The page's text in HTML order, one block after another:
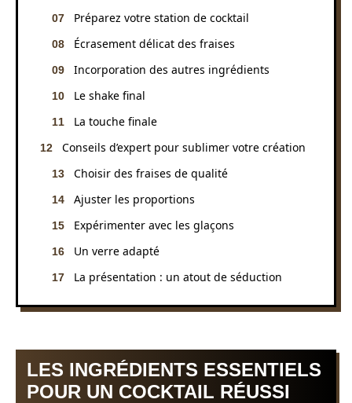
Préparez votre station de cocktail
Écrasement délicat des fraises
Incorporation des autres ingrédients
Le shake final
La touche finale
Conseils d’expert pour sublimer votre création
Choisir des fraises de qualité
Ajuster les proportions
Expérimenter avec les glaçons
Un verre adapté
La présentation : un atout de séduction
LES INGRÉDIENTS ESSENTIELS
POUR UN COCKTAIL RÉUSSI